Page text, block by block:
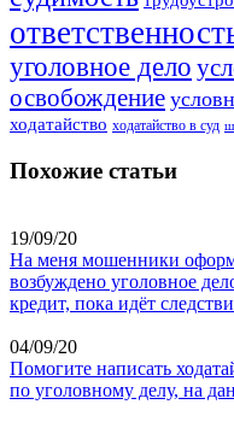
уголовное дело
освобождение
ходатайство ходатайство в суд
Похожие статьи
19/09/20
На меня мошенники
возбуждено уголовное
кредит, пока идёт
04/09/20
Помогите написать
по уголовному делу, на